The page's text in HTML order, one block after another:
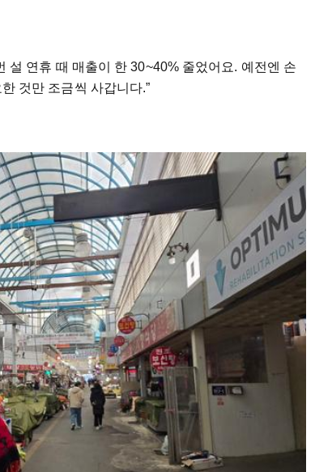
설 연휴 때 매출이 한 30~40% 줄었어요. 예전엔 손
것만 조금씩 사갑니다.”